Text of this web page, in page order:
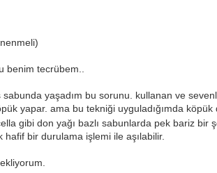
benim tecrübem..
sabunda yaşadım bu sorunu. kullanan ve
yapar. ama bu tekniği uyguladığımda köpük
gibi don yağı bazlı sabunlarda pek bariz bir
hafif bir durulama işlemi ile aşılabilir.